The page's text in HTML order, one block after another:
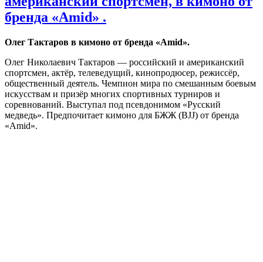
бренда «Аmid» .
Олег Тактаров в кимоно от бренда «Amid».
Олег Николаевич Тактаров — российский и американский
спортсмен, актёр, телеведущий, кинопродюсер, режиссёр,
общественный деятель. Чемпион мира по смешанным боевым
искусствам и призёр многих спортивных турниров и
соревнований. Выступал под псевдонимом «Русский
медведь». Предпочитает кимоно для БЖЖ (BJJ) от бренда
«Amid».